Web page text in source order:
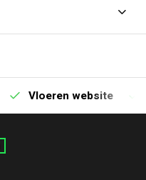
Vloeren website